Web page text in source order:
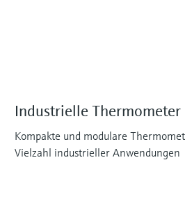
Industrielle Thermometer
Kompakte und modulare
Vielzahl industrieller Anwendungen